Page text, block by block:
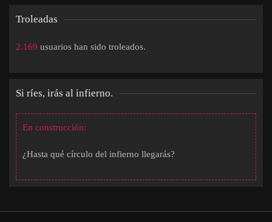
Troleadas
2.169 usuarios han sido troleados.
Si ríes, irás al infierno.
En construcción:
¿Hasta qué círculo del infierno llegarás?